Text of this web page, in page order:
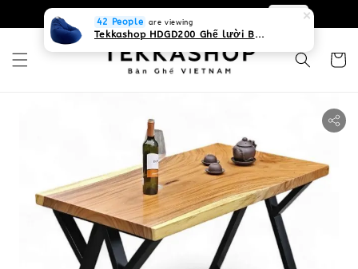
0931268840 Liên hệ với chúng tôi
42 People are viewing
Tekkashop HDGD200 Ghế lười Beanbag form truyền thống, chất liệu Olefin canvas kháng nước, màu xanh biển, có thể sử dụng trong nhà và cả ngoài trời, có quai xách